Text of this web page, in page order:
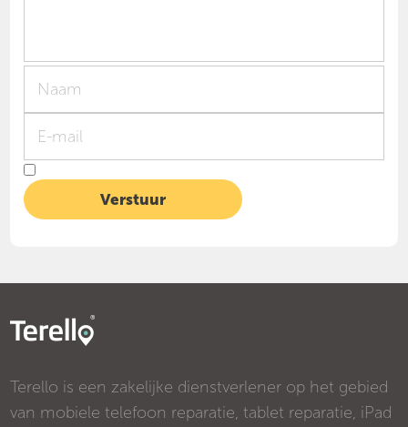
Terello is een zakelijke dienstverlener op het gebied
van mobiele telefoon reparatie, tablet reparatie, iPad